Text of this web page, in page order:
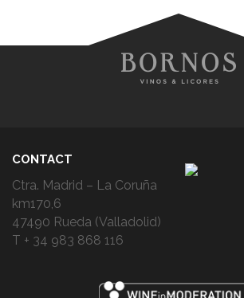
CONTACT
Ctra. Madrid – La Coruña
km170,6
47490 Rueda (Valladolid)
T + 34 983 868 116